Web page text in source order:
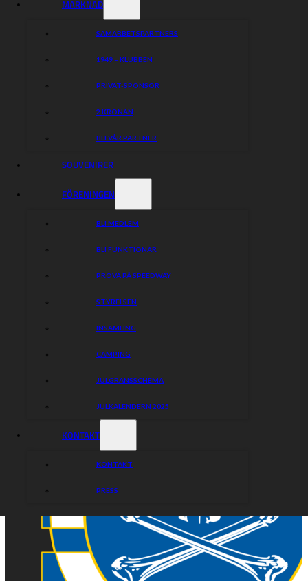
MARKNAD
SAMARBETSPARTNERS
1949 – KLUBBEN
PRIVAT-SPONSOR
2 KRONAN
BLI VÅR PARTNER
SOUVENIRER
FÖRENINGEN
BLI MEDLEM
BLI FUNKTIONÄR
PROVA PÅ SPEEDWAY
STYRELSEN
INSAMLING
CAMPING
JULGRANSSCHEMA
JULKALENDERN 2025
KONTAKT
KONTAKT
PRESS